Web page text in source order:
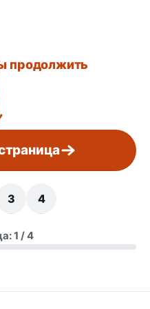
продолжить
3 4
1 / 4